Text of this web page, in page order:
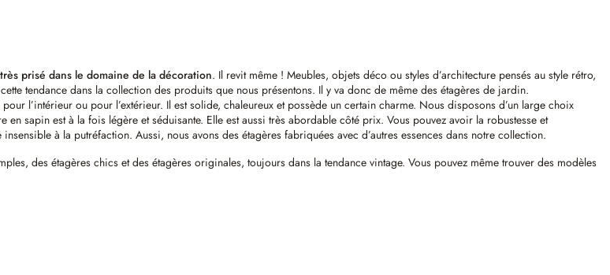
prisé dans le domaine de la décoration. Il revit même ! Meubles, objets déco ou styles d’architecture pensés au style rétro,
tendance dans la collection des produits que nous présentons. Il y va donc de même des étagères de jardin.
pour l’intérieur ou pour l’extérieur. Il est solide, chaleureux et possède un certain charme. Nous disposons d’un large choix
sapin est à la fois légère et séduisante. Elle est aussi très abordable côté prix. Vous pouvez avoir la robustesse et
à la putréfaction. Aussi, nous avons des étagères fabriquées avec d’autres essences dans notre collection.
des étagères chics et des étagères originales, toujours dans la tendance vintage. Vous pouvez même trouver des modèles